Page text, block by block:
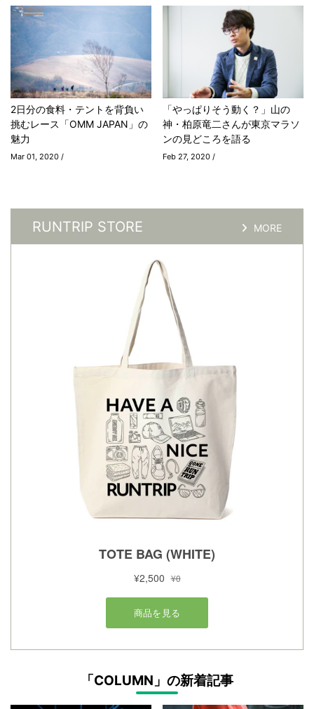
2日分の食料・テントを背負い
挑むレース「OMM JAPAN」の
魅力
Mar 01, 2020 /
「やっぱりそう動く？」山の
神・柏原竜二さんが東京マラソ
ンの見どころを語る
Feb 27, 2020 /
RUNTRIP STORE MORE
「COLUMN」の新着記事